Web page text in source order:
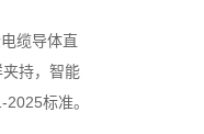
缆导体直
持，智能
标准。